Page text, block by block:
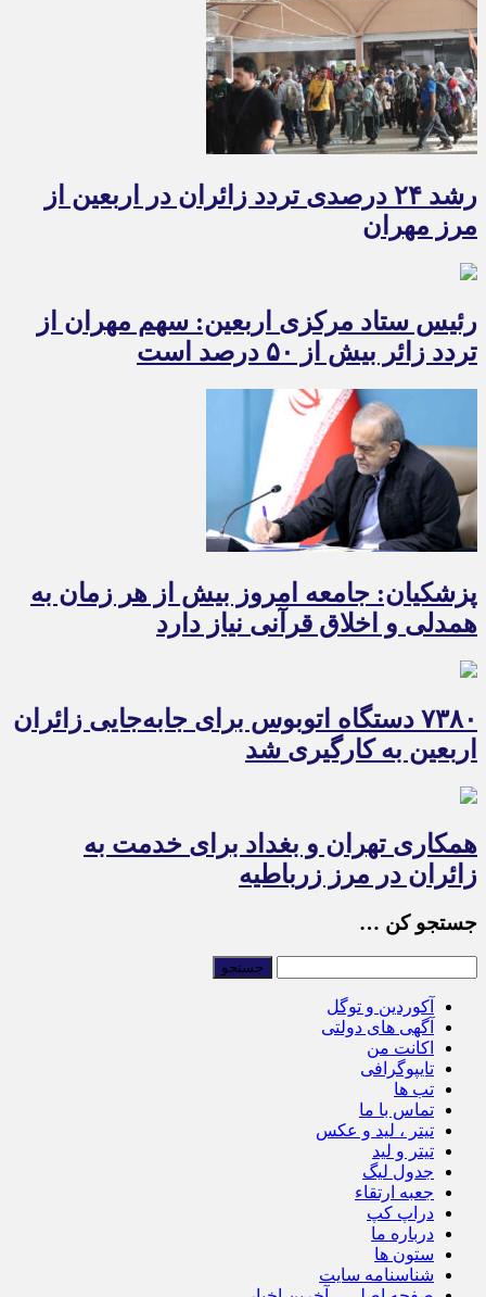
رشد ۲۴ درصدی تردد زائران در اربعین از
مرز مهران
رئیس ستاد مرکزی اربعین: سهم مهران از
تردد زائر بیش از ۵۰ درصد است
پزشکیان: جامعه امروز بیش از هر زمان به
همدلی و اخلاق قرآنی نیاز دارد
۷۳۸۰ دستگاه اتوبوس برای جابه‌جایی زائران
اربعین به‌ کارگیری شد
همکاری تهران و بغداد برای خدمت به
زائران در مرز زرباطیه
جستجو کن …
آکوردین و توگل
آگهی های دولتی
اکانت من
تایپوگرافی
تب ها
تماس با ما
تیتر ، لید و عکس
تیتر و لید
جدول لیگ
جعبه ارتقاء
دراپ کپ
درباره ما
ستون ها
شناسنامه سایت